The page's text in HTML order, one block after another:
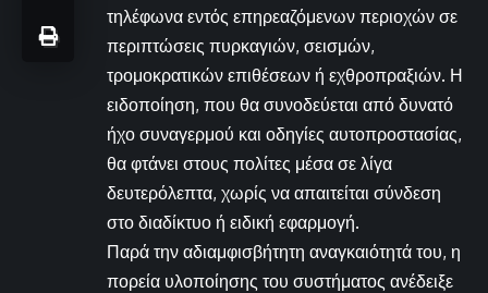
τηλέφωνα εντός επηρεαζόμενων περιοχών σε
περιπτώσεις πυρκαγιών, σεισμών,
τρομοκρατικών επιθέσεων ή εχθροπραξιών. Η
ειδοποίηση, που θα συνοδεύεται από δυνατό
ήχο συναγερμού και οδηγίες αυτοπροστασίας,
θα φτάνει στους πολίτες μέσα σε λίγα
δευτερόλεπτα, χωρίς να απαιτείται σύνδεση
στο διαδίκτυο ή ειδική εφαρμογή.
Παρά την αδιαμφισβήτητη αναγκαιότητά του, η
πορεία υλοποίησης του συστήματος ανέδειξε